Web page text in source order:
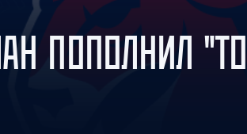
ПОПОЛНИЛ